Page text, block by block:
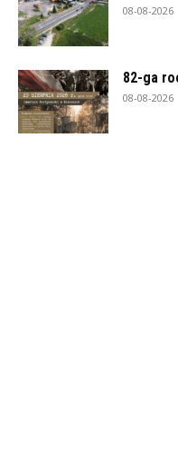
08-08-2026
82-ga
08-08-2026